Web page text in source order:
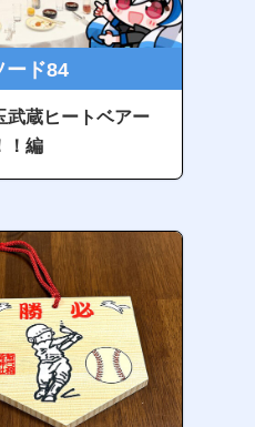
ード84
武蔵ヒートベアー
！編